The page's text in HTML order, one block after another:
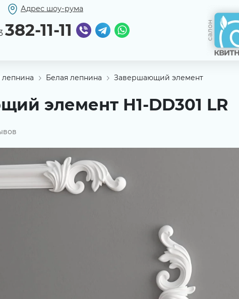
Адрес шоу-рума
382-11-11
Белая лепнина Завершающий элемент
элемент H1-DD301 LR